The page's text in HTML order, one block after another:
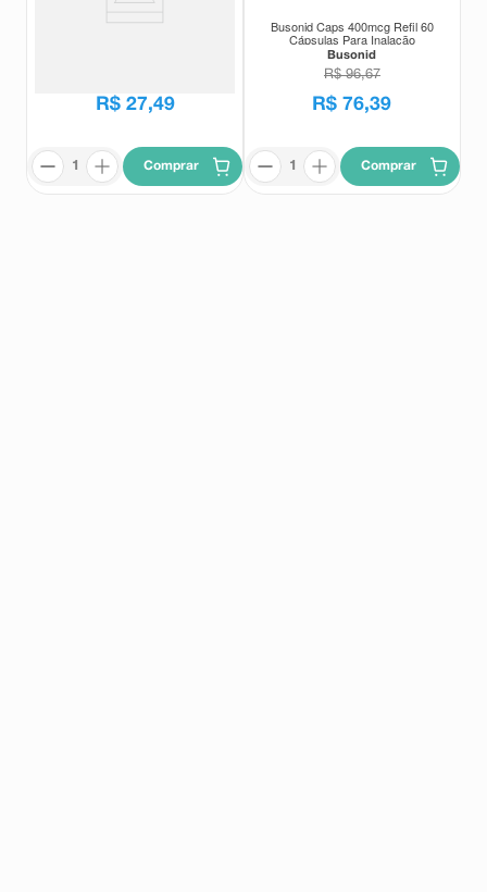
Busonid 32mcg Suspensão
R$ 27,49
Comprar
Busonid Caps 400mcg Refil 60
Cápsulas Para Inalação
Busonid
R$ 96,67
R$ 76,39
Comprar